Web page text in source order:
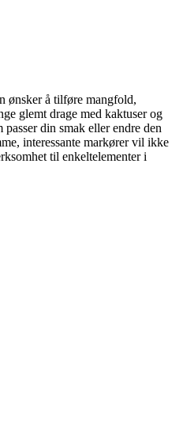
ønsker å tilføre mangfold,
glemt drage med kaktuser og
din smak eller endre den
interessante markører vil ikke
til enkeltelementer i